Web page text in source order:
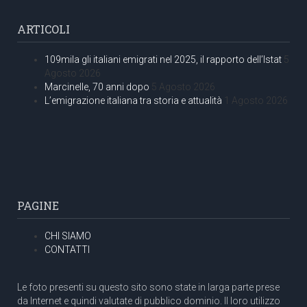
ARTICOLI
109mila gli italiani emigrati nel 2025, il rapporto dell’Istat 5
Agosto 2026
Marcinelle, 70 anni dopo 5 Agosto 2026
L’emigrazione italiana tra storia e attualità 1 Agosto 2026
PAGINE
CHI SIAMO
CONTATTI
Le foto presenti su questo sito sono state in larga parte prese
da Internet e quindi valutate di pubblico dominio. Il loro utilizzo